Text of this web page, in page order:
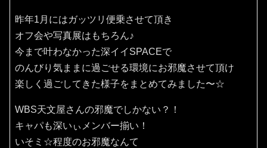
昨年1月にはガッツリ便乗させて頂き
オフ会や写真展はもちろん♪
今まで叶わなかった深イイSPACEで
のんびり気ままに過ごせる環境にお邪魔させて頂け
楽しく過ごしてきた様子をまとめてみました〜☆
WBS天文屋さんの邪魔でしかない？！
キャパも深いぃメンバー揃い！
いそミ☆程度のお邪魔なんて